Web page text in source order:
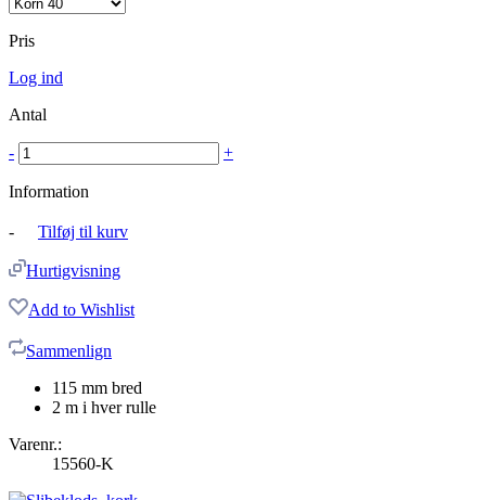
Pris
Log ind
Antal
- +
Information
- Tilføj til kurv
Hurtigvisning
Add to Wishlist
Sammenlign
115 mm bred
2 m i hver rulle
Varenr.:
15560-K